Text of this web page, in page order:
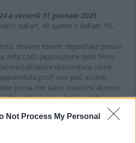
Not Process My Personal
a venerdì 31 gennaio 2025.
dall’art. 40 quater e dall’art. 95,
devono essere depositate presso
della LND (apposizione della firma
calciatrice tesserato/a come
prof” non può essere
prima che siano trascorsi almeno
disputato la sua ultima partita come
annuale presso società